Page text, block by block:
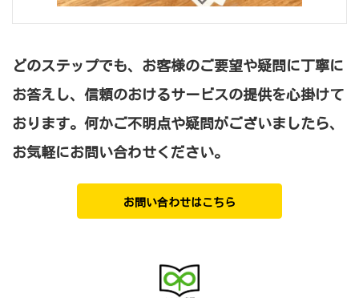
どのステップでも、お客様のご要望や疑問に丁寧に
お答えし、信頼のおけるサービスの提供を心掛けて
おります。何かご不明点や疑問がございましたら、
お気軽にお問い合わせください。
お問い合わせはこちら